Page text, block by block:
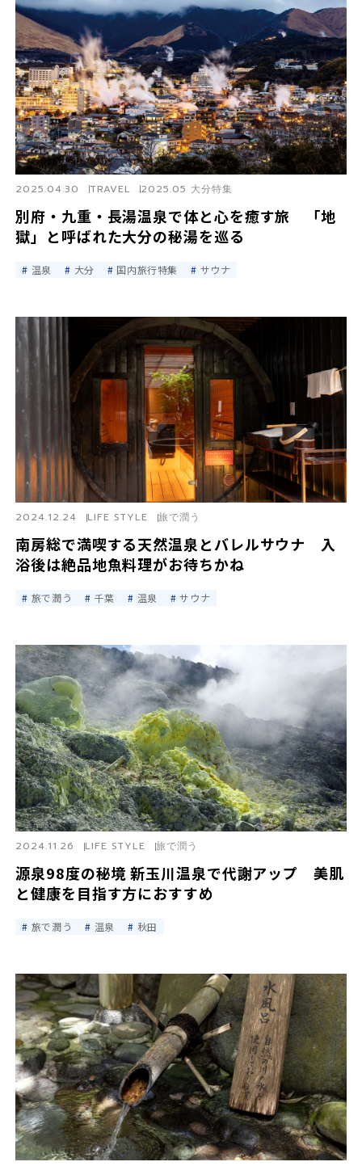
別府・九重・長湯温泉で体と心を癒す旅 「地
獄」と呼ばれた大分の秘湯を巡る
2025.04.30 TRAVEL 2025.05 大分特集
温泉 大分 国内旅行特集 サウナ
南房総で満喫する天然温泉とバレルサウナ 入
浴後は絶品地魚料理がお待ちかね
2024.12.24 LIFE STYLE 旅で潤う
旅で潤う 千葉 温泉 サウナ
源泉98度の秘境 新玉川温泉で代謝アップ 美肌
と健康を目指す方におすすめ
2024.11.26 LIFE STYLE 旅で潤う
旅で潤う 温泉 秋田